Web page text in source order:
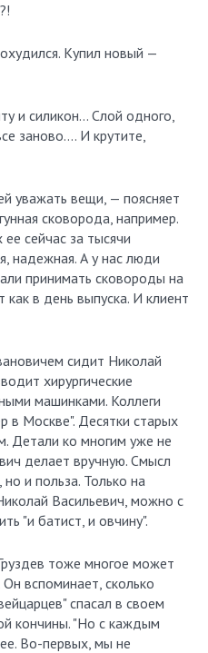
Купил новый —
и силикон… Слой одного,
заново…. И крутите,
уважать вещи, — поясняет
сковорода, например.
сейчас за тысячи
надежная. А у нас люди
принимать сковороды на
в день выпуска. И клиент
сидит Николай
хирургические
машинками. Коллеги
в Москве". Десятки старых
Детали ко многим уже не
делает вручную. Смысл
и польза. Только на
Васильевич, можно с
"и батист, и овчину".
тоже многое может
Он вспоминает, сколько
спасал в своем
кончины. "Но с каждым
Во-первых, мы не